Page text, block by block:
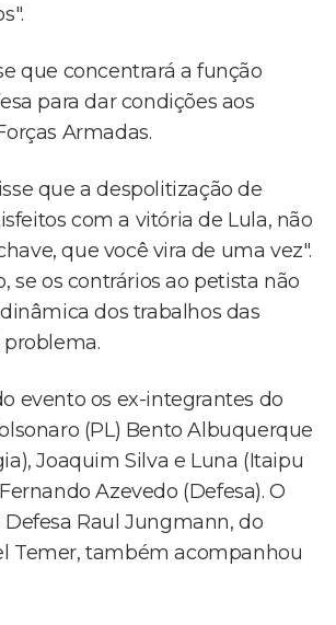
que concentrará a função
para dar condições aos
Armadas.
que a despolitização de
com a vitória de Lula, não
que você vira de uma vez".
se os contrários ao petista não
dos trabalhos das
problema.
evento os ex-integrantes do
(PL) Bento Albuquerque
Joaquim Silva e Luna (Itaipu
Azevedo (Defesa). O
Raul Jungmann, do
Temer, também acompanhou